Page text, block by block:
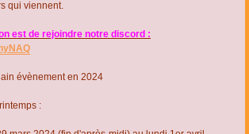
qui viennent.
est de rejoindre notre discord :
évènement en 2024
: